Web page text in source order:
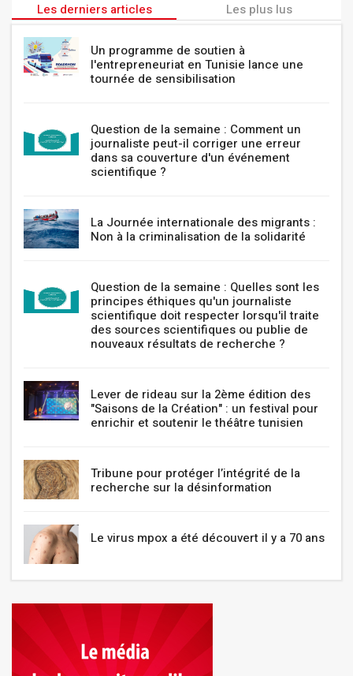
Les derniers articles Les plus lus
Un programme de soutien à
l'entrepreneuriat en Tunisie lance une
tournée de sensibilisation
Question de la semaine : Comment un
journaliste peut-il corriger une erreur
dans sa couverture d'un événement
scientifique ?
La Journée internationale des migrants :
Non à la criminalisation de la solidarité
Question de la semaine : Quelles sont les
principes éthiques qu'un journaliste
scientifique doit respecter lorsqu'il traite
des sources scientifiques ou publie de
nouveaux résultats de recherche ?
Lever de rideau sur la 2ème édition des
"Saisons de la Création" : un festival pour
enrichir et soutenir le théâtre tunisien
Tribune pour protéger l’intégrité de la
recherche sur la désinformation
Le virus mpox a été découvert il y a 70 ans